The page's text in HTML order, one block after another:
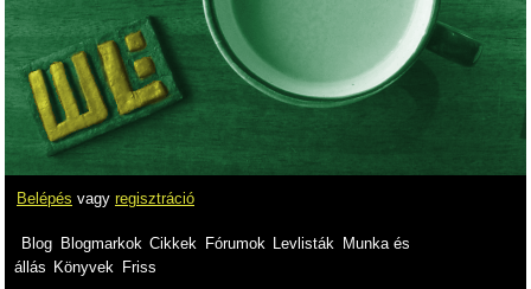
Belépés vagy regisztráció
Blog Blogmarkok Cikkek Fórumok Levlisták
Munka és
állás Könyvek Friss